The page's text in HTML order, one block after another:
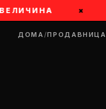
×
ДОМА/ПРОДАВНИЦА